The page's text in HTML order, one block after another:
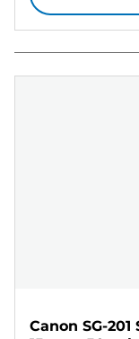
Canon SG-